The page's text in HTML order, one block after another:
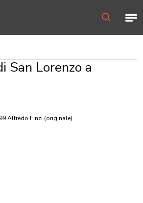
San Lorenzo a
Alfredo Finzi (originale)